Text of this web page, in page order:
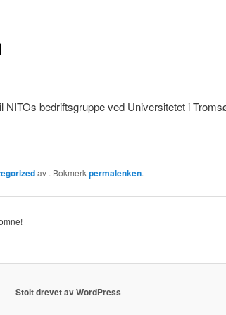
NITOs bedriftsgruppe ved Universitetet i
av . Bokmerkpermalenken.
Stolt drevet av WordPress